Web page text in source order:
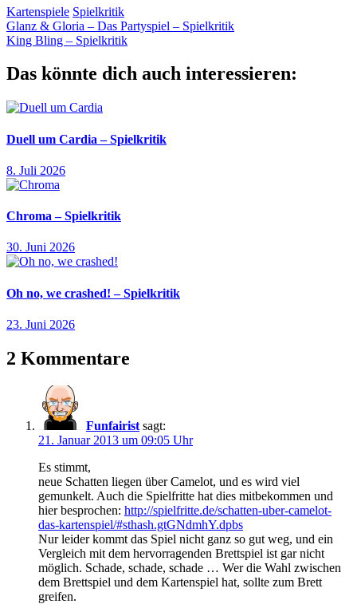
Kartenspiele Spielkritik
CamelotCathala Days
of
Beitragsnavigation
Vorheriger
Beitrag:
Glanz & Gloria – Das Partyspiel – Spielkritik
Nächster
King Bling – Spielkritik
Das könnte dich auch interessieren:
Duell um Cardia – Spielkritik
8. Juli 2026
Chroma – Spielkritik
30. Juni 2026
Oh no, we crashed! – Spielkritik
23. Juni 2026
2 Kommentare
Funfairist sagt:
21. Januar 2013 um 09:05 Uhr
Es stimmt,
neue Schatten liegen über Camelot, und es wird viel
gemunkelt. Auch die Spielfritte hat dies mitbekommen und
hier besprochen: http://spielfritte.de/schatten-uber-camelot-
das-kartenspiel/#sthash.gtGNdmhY.dpbs
Nur leider kommt das Spiel nicht ganz so gut weg, und ein
Vergleich mit dem hervorragenden Brettspiel ist gar nicht
möglich. Schade, schade, schade … Wer die Wahl zwischen
dem Brettspiel und dem Kartenspiel hat, sollte zum Brett
greifen.